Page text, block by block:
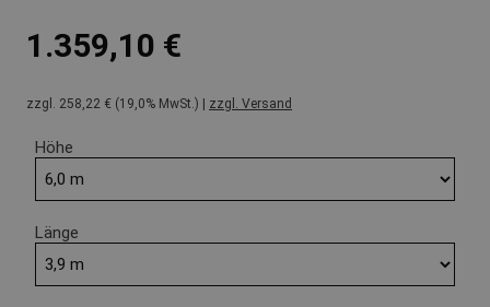
1.359,10 €
zzgl. 258,22 € (19,0% MwSt.) | zzgl. Versand
Höhe
Länge